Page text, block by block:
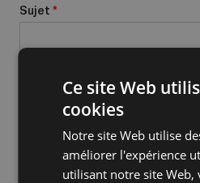
Sujet *
Ce site Web
cookies
Notre site Web utilise
améliorer l'expérience
utilisant notre site Web,